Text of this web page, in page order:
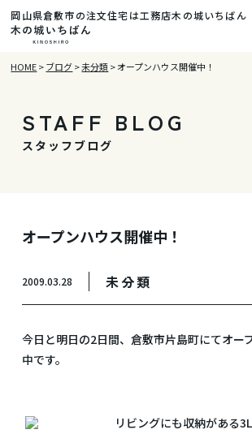
岡山県倉敷市の注文住宅は工務店木の城いちばん
HOME>ブログ>未分類>オープンハウス開催中！
STAFF BLOG
スタッフブログ
オープンハウス開催中！
2009.03.28 未分類
今日と明日の2日間、倉敷市片島町にてオー
中です。
リビングにも収納がある